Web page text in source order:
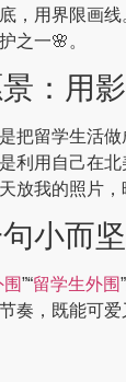
，用界限画
之一🌸。
：用
把留学生活
利用自己在
放我的照片
小而
”“留学生外围
奏，既能可